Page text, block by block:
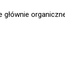
głównie